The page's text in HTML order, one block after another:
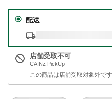
配送
店舗受取不可
CAINZ PickUp
この商品は店舗受取対象外です